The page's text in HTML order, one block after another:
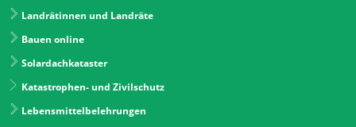
Landrätinnen und Landräte
Bauen online
Solardachkataster
Katastrophen- und Zivilschutz
Lebensmittelbelehrungen